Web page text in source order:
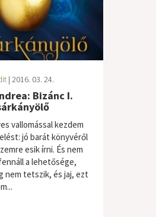
| 2016. 03. 24.
Bizánc I.
vallomással kezdem
jó barát könyvéről
esik írni. És nem
a lehetősége,
nem tetszik, és jaj, ezt